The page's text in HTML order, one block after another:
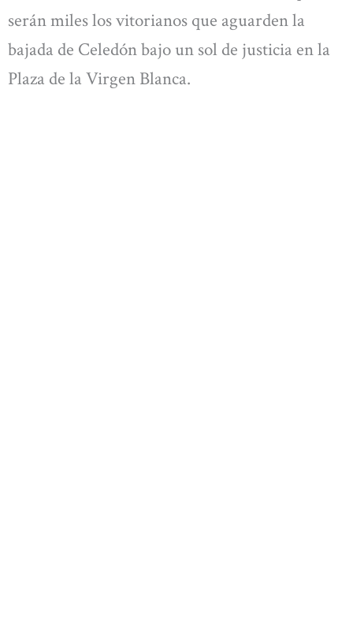
serán miles los vitorianos que aguarden la
bajada de Celedón bajo un sol de justicia en la
Plaza de la Virgen Blanca.